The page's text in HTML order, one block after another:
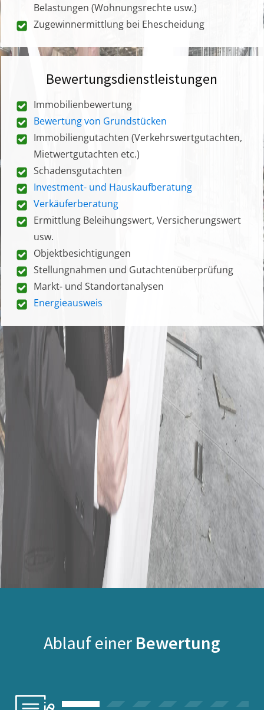
Belastungen (Wohnungsrechte usw.)
Zugewinnermittlung bei Ehescheidung
Bewertungsdienstleistungen
Immobilienbewertung
Bewertung von Grundstücken
Immobiliengutachten (Verkehrswertgutachten,
Mietwertgutachten etc.)
Schadensgutachten
Investment- und Hauskaufberatung
Verkäuferberatung
Ermittlung Beleihungswert, Versicherungswert
usw.
Objektbesichtigungen
Stellungnahmen und Gutachtenüberprüfung
Markt- und Standortanalysen
Energieausweis
Ablauf einer Bewertung